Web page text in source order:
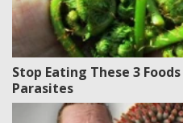
Stop Eating These 3
Parasites